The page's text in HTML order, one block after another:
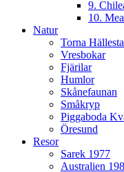
9.
10.
Natur
Torna
Vresbokar
Fjärilar
Humlor
Skånefaunan
Småkryp
Piggaboda
Öresund
Resor
Sarek 1977
Australien